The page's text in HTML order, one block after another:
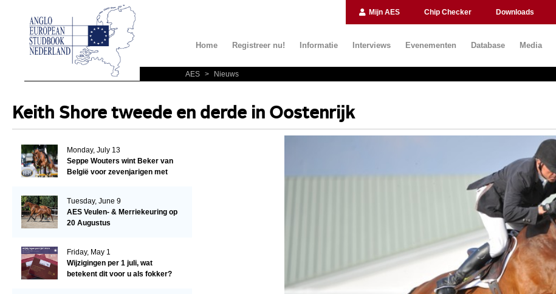
Mijn AES Chip Checker Downloads
Home Registreer nu! Informatie Interviews Evenementen Database Media
AES > Nieuws
Keith Shore tweede en derde in Oostenrijk
Monday, July 13
Seppe Wouters wint Beker van
België voor zevenjarigen met
Tuesday, June 9
AES Veulen- & Merriekeuring op
20 Augustus
Friday, May 1
Wijzigingen per 1 juli, wat
betekent dit voor u als fokker?